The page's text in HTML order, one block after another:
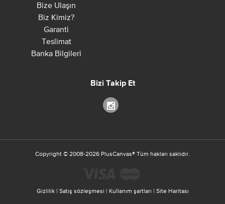
Bize Ulaşın
Biz Kimiz?
Garanti
Teslimat
Banka Bilgileri
Bizi Takip Et
Copyright © 2008-2026 PlusCanvas® Tüm hakları saklıdır.
Gizlilik| Satış sözleşmesi | Kullanım şartları | Site Haritası